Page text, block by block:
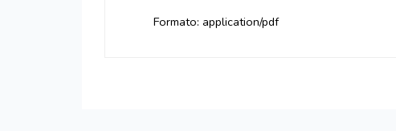
Formato: application/pdf